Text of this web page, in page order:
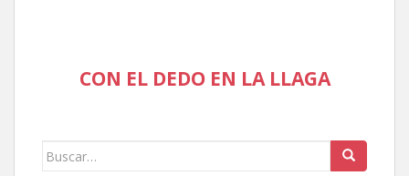
CON EL DEDO EN LA LLAGA
Buscar: